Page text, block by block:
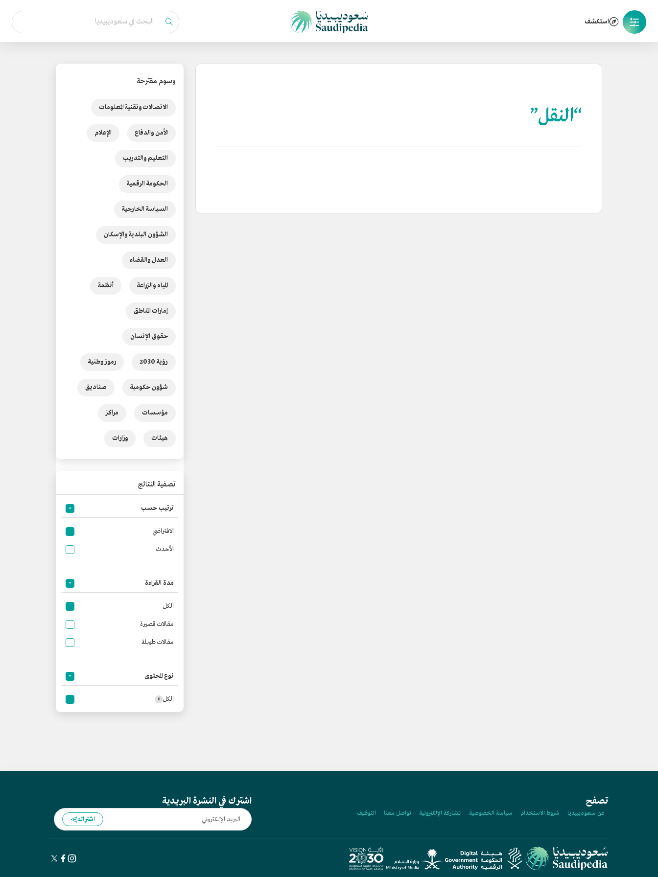
استكشف
“النقل”
وسوم مقترحة
الاتصالات وتقنية المعلومات
الأمن والدفاع الإعلام
التعليم والتدريب
الحكومة الرقمية
السياسة الخارجية
الشؤون البلدية والإسكان
العدل والقضاء
المياه والزراعة أنظمة
إمارات المناطق
حقوق الإنسان
رؤية 2030 رموز وطنية
شؤون حكومية صناديق
مؤسسات مراكز
هيئات وزارات
تصفية النتائج
ترتيب حسب
الافتراضي
الأحدث
مدة القراءة
الكل
مقالات قصيرة
مقالات طويلة
نوع المحتوى
الكل 0
تصفح
عن سعوديبيديا شروط الاستخدام سياسة الخصوصية المشاركة الإلكترونية تواصل معنا التوظيف
اشترك في النشرة البريدية
اشتراك